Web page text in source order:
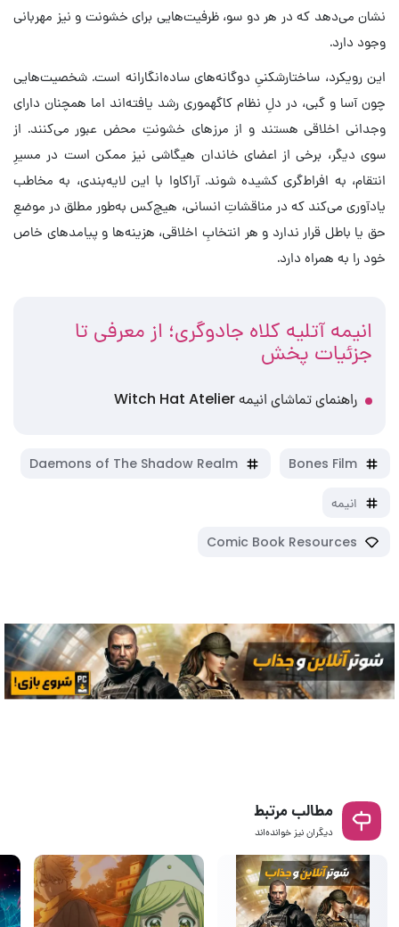
نشان می‌دهد که در هر دو سو، ظرفیت‌هایی برای خشونت و نیز مهربانی
وجود دارد.
این رویکرد، ساختارشکنیِ دوگانه‌های ساده‌انگارانه است. شخصیت‌هایی
چون آسا و گبی، در دلِ نظام کاگهموری رشد یافته‌اند اما همچنان دارای
وجدانی اخلاقی هستند و از مرزهای خشونتِ محض عبور می‌کنند. از
سوی دیگر، برخی از اعضای خاندان هیگاشی نیز ممکن است در مسیرِ
انتقام، به افراط‌گری کشیده شوند. آراکاوا با این لایه‌بندی، به مخاطب
یادآوری می‌کند که در مناقشاتِ انسانی، هیچ‌کس به‌طور مطلق در موضعِ
حق یا باطل قرار ندارد و هر انتخابِ اخلاقی، هزینه‌ها و پیامدهای خاص
خود را به همراه دارد.
انیمه آتلیه کلاه جادوگری؛ از معرفی تا
جزئیات پخش
راهنمای تماشای انیمه Witch Hat Atelier
Bones Film
Daemons of The Shadow Realm
انیمه
Comic Book Resources
مطالب مرتبط
دیگران نیز خوانده‌اند